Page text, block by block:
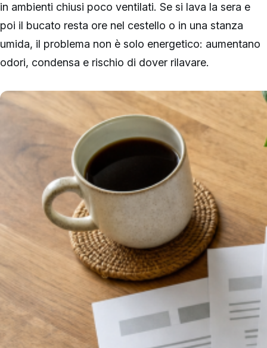
in ambienti chiusi poco ventilati. Se si lava la sera e
poi il bucato resta ore nel cestello o in una stanza
umida, il problema non è solo energetico: aumentano
odori, condensa e rischio di dover rilavare.